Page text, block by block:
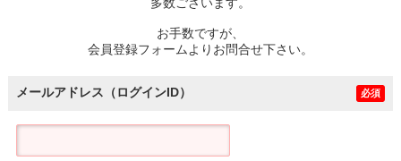
お手数ですが、
会員登録フォームよりお問合せ下さい。
メールアドレス（ログインID） 必須